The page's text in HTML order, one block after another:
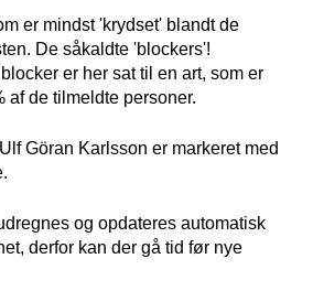
er mindst 'krydset' blandt de
De såkaldte 'blockers'!
er her sat til en art, som er
af de tilmeldte personer.
Göran Karlsson er markeret med
og opdateres automatisk
derfor kan der gå tid før nye